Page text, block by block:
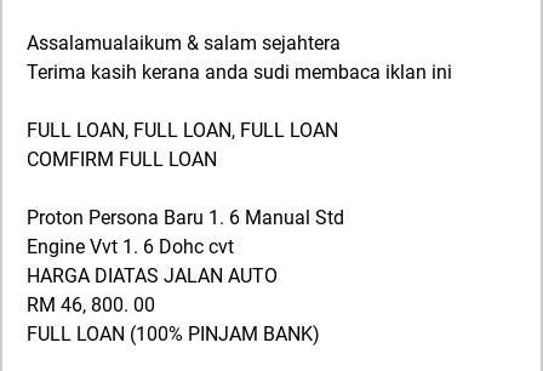
Assalamualaikum & salam sejahtera
Terima kasih kerana anda sudi membaca iklan ini
FULL LOAN, FULL LOAN, FULL LOAN
COMFIRM FULL LOAN
Proton Persona Baru 1. 6 Manual Std
Engine Vvt 1. 6 Dohc cvt
HARGA DIATAS JALAN AUTO
RM 46, 800. 00
FULL LOAN (100% PINJAM BANK)